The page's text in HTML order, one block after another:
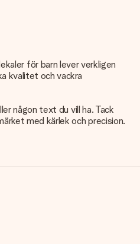
för barn lever verkligen
kvalitet och vackra
någon text du vill ha. Tack
med kärlek och precision.